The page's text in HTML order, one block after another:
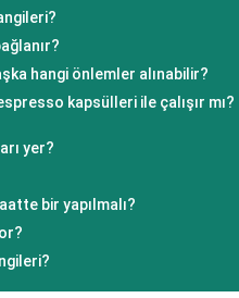
hangi önlemler alınabilir?
kapsülleri ile çalışır mı?
yer?
bir yapılmalı?